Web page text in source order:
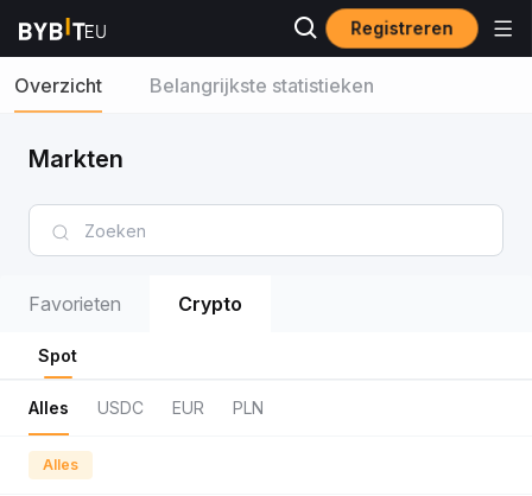
Registreren
Overzicht Belangrijkste statistieken
Markten
Favorieten Crypto
Spot
Alles USDC EUR PLN
Alles